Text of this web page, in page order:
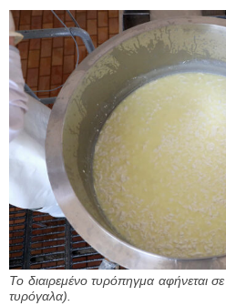
Το διαιρεμένο τυρόπηγμα αφήνεται
τυρόγαλα).